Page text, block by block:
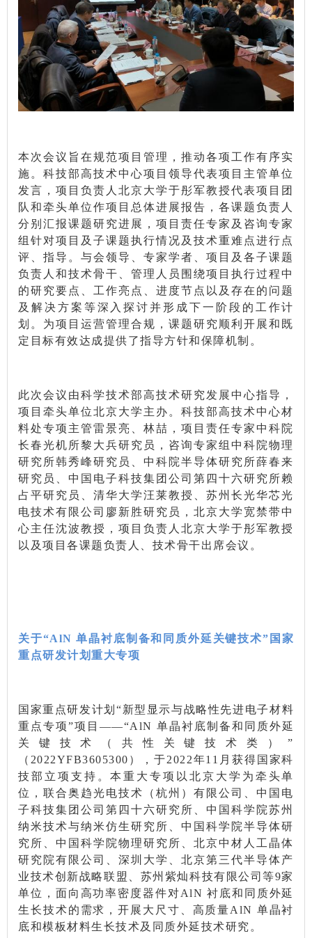
本次会议旨在规范项目管理，推动各项工作有序实
施。科技部高技术中心项目领导代表项目主管单位
发言，项目负责人北京大学于彤军教授代表项目团
队和牵头单位作项目总体进展报告，各课题负责人
分别汇报课题研究进展，项目责任专家及咨询专家
组针对项目及子课题执行情况及技术重难点进行点
评、指导。与会领导、专家学者、项目及各子课题
负责人和技术骨干、管理人员围绕项目执行过程中
的研究要点、工作亮点、进度节点以及存在的问题
及解决方案等深入探讨并形成下一阶段的工作计
划。为项目运营管理合规，课题研究顺利开展和既
定目标有效达成提供了指导方针和保障机制。
此次会议由科学技术部高技术研究发展中心指导，
项目牵头单位北京大学主办。科技部高技术中心材
料处专项主管雷景亮、林喆，项目责任专家中科院
长春光机所黎大兵研究员，咨询专家组中科院物理
研究所韩秀峰研究员、中科院半导体研究所薛春来
研究员、中国电子科技集团公司第四十六研究所赖
占平研究员、清华大学汪莱教授、苏州长光华芯光
电技术有限公司廖新胜研究员，北京大学宽禁带中
心主任沈波教授，项目负责人北京大学于彤军教授
以及项目各课题负责人、技术骨干出席会议。
关于“AlN单晶衬底制备和同质外延关键技术”国家
重点研发计划重大专项
国家重点研发计划“新型显示与战略性先进电子材料
重点专项”项目——“AlN 单晶衬底制备和同质外延
关键技术（共性关键技术类）”
（2022YFB3605300），于2022年11月获得国家科
技部立项支持。本重大专项以北京大学为牵头单
位，联合奥趋光电技术（杭州）有限公司、中国电
子科技集团公司第四十六研究所、中国科学院苏州
纳米技术与纳米仿生研究所、中国科学院半导体研
究所、中国科学院物理研究所、北京中材人工晶体
研究院有限公司、深圳大学、北京第三代半导体产
业技术创新战略联盟、苏州紫灿科技有限公司等9家
单位，面向高功率密度器件对AlN 衬底和同质外延
生长技术的需求，开展大尺寸、高质量AlN 单晶衬
底和模板材料生长技术及同质外延技术研究。